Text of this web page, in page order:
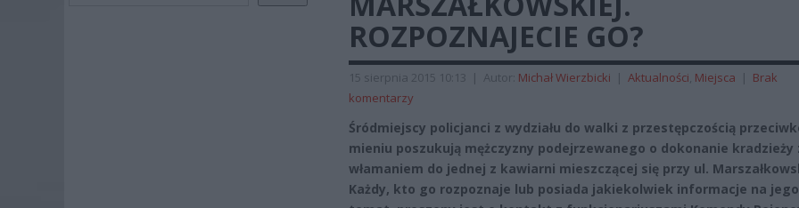
ROZPOZNAJECIE GO?
15 sierpnia 2015 10:13 | Autor: Michał Wierzbicki | Aktualności Miejsca | Brak
komentarzy
Śródmiejscy policjanci z wydziału do walki z przestępczością
mieniu poszukują mężczyzny podejrzewanego o dokonanie kradzieży
włamaniem do jednej z kawiarni mieszczącej się przy ul.
Każdy, kto go rozpoznaje lub posiada jakiekolwiek informacje na jego